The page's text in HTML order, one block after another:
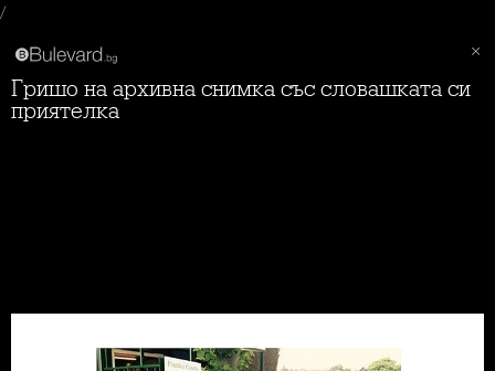
/
Гришо на архивна снимка със словашката си
приятелка